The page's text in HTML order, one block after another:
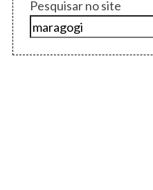
Pesquisar no site